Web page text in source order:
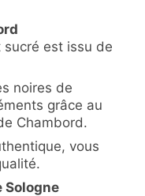
est issu de
noires de
grâce au
Chambord.
vous
Sologne